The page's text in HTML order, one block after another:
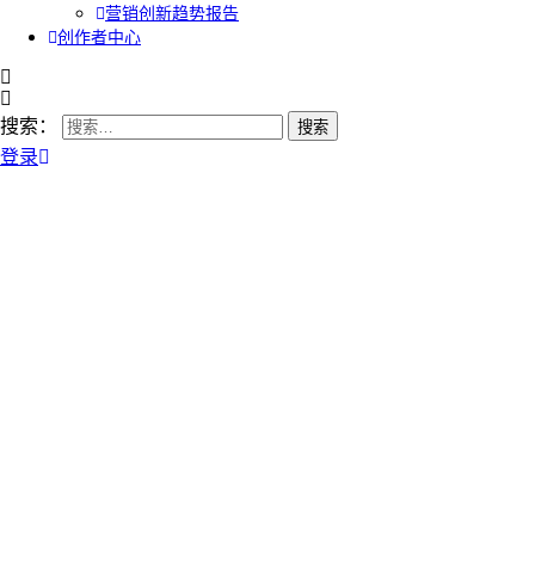
营销创新趋势报告
创作者中心
搜索：
登录